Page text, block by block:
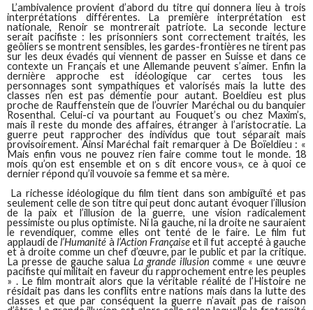
L’ambivalence provient d’abord du titre qui donnera lieu à trois
interprétations différentes. La première interprétation est
nationale, Renoir se montrerait patriote. La seconde lecture
serait pacifiste : les prisonniers sont correctement traités, les
geôliers se montrent sensibles, les gardes-frontières ne tirent pas
sur les deux évadés qui viennent de passer en Suisse et dans ce
contexte un Français et une Allemande peuvent s’aimer. Enfin la
dernière approche est idéologique car certes tous les
personnages sont sympathiques et valorisés mais la lutte des
classes n’en est pas démentie pour autant. Boeldieu est plus
proche de Rauffenstein que de l’ouvrier Maréchal ou du banquier
Rosenthal. Celui-ci va pourtant au Fouquet’s ou chez Maxim’s,
mais il reste du monde des affaires, étranger à l’aristocratie. La
guerre peut rapprocher des individus que tout séparait mais
provisoirement. Ainsi Maréchal fait remarquer à De Boïeldieu : «
Mais enfin vous ne pouvez rien faire comme tout le monde. 18
mois qu’on est ensemble et on s dit encore vous», ce à quoi ce
dernier répond qu’il vouvoie sa femme et sa mère.
La richesse idéologique du film tient dans son ambiguïté et pas
seulement celle de son titre qui peut donc autant évoquer l’illusion
de la paix et l’illusion de la guerre, une vision radicalement
pessimiste ou plus optimiste. Ni la gauche, ni la droite ne sauraient
le revendiquer, comme elles ont tenté de le faire. Le film fut
applaudi del’Humanité à l’Action Françaiseet il fut accepté à gauche
et à droite comme un chef d’œuvre, par le public et par la critique.
La presse de gauche saluaLa grande illusion comme « une œuvre
pacifiste qui militait en faveur du rapprochement entre les peuples
» . Le film montrait alors que la véritable réalité de l’Histoire ne
résidait pas dans les conflits entre nations mais dans la lutte des
classes et que par conséquent la guerre n’avait pas de raison